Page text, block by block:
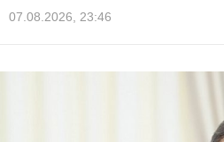
07.08.2026, 23:46